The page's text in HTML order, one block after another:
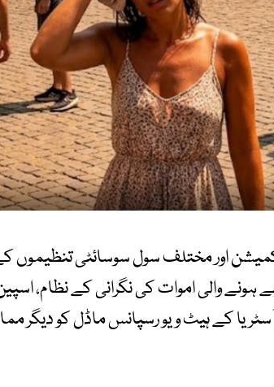
یورپی کمیشن اور مختلف سول سوسائٹی
والی اموات کی نگرانی کے نظام،
کے ہیٹ ویو رسپانس ماڈل کو دیگر